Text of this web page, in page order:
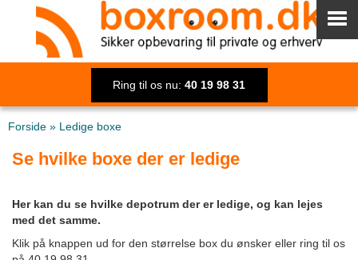
Ring til os nu: 40 19 98 31
Forside » Ledige boxe
Se hvilke boxe der er ledige
Her kan du se hvilke depotrum der er ledige, og kan lejes
med det samme.
Klik på knappen ud for den størrelse box du ønsker eller ring til os